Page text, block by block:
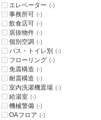
エレベーター (-)
事務所可 (-)
飲食店可 (-)
居抜物件 (-)
個別空調 (-)
バス・トイレ別 (-)
フローリング (-)
免震構造 (-)
耐震構造 (-)
室内洗濯機置場 (-)
給湯室 (-)
機械警備 (-)
OAフロア (-)